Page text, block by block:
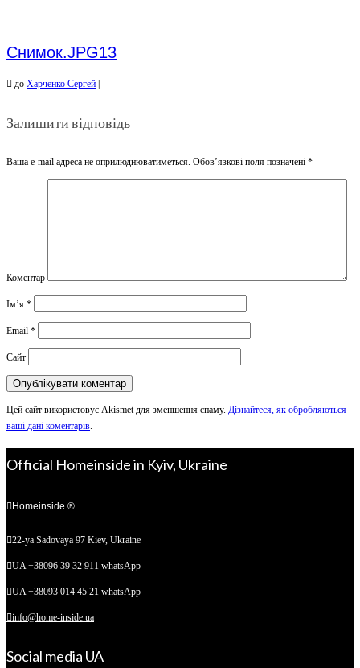
Снимок.JPG13
до Харченко Сергей
Залишити відповідь
Ваша e-mail адреса не оприлюднюватиметься. Обов’язкові поля позначені *
Коментар
Ім’я *
Email *
Сайт
Цей сайт використовує Akismet для зменшення спаму. Дізнайтеся, як обробляються
ваші дані коментарів.
Official Homeinside in Kyiv, Ukraine
Homeinside ®
22-ya Sadovaya 97 Kiev, Ukraine
UA +38096 39 32 911 whatsApp
UA +38093 014 45 21 whatsApp
info@home-inside.ua
Social media UA